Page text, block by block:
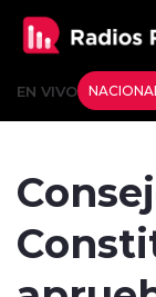
EN VIVO